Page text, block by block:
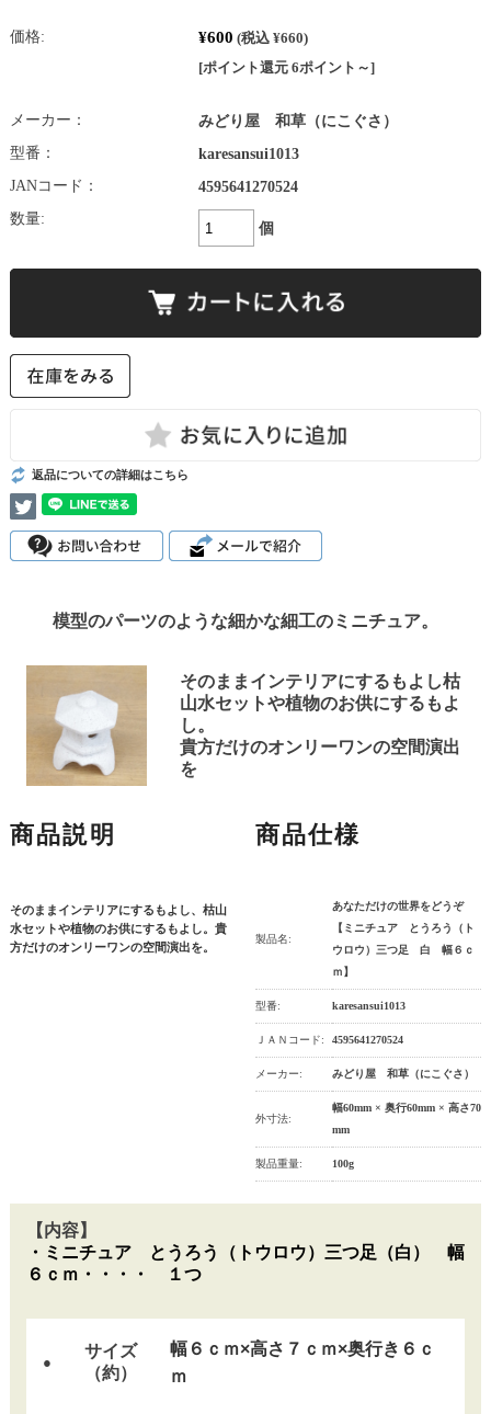
価格: ¥600 (税込 ¥660)
[ポイント還元 6ポイント～]
メーカー：
みどり屋 和草（にこぐさ）
型番：
karesansui1013
JANコード：
4595641270524
数量:
個
返品についての詳細はこちら
模型のパーツのような細かな細工のミニチュア。
そのままインテリアにするもよし枯
山水セットや植物のお供にするもよ
し。
貴方だけのオンリーワンの空間演出
を
商品説明
そのままインテリアにするもよし、枯山
水セットや植物のお供にするもよし。貴
方だけのオンリーワンの空間演出を。
商品仕様
製品名:
あなただけの世界をどうぞ
【ミニチュア とうろう（ト
ウロウ）三つ足 白 幅６ｃ
ｍ】
型番: karesansui1013
ＪＡＮコード: 4595641270524
メーカー: みどり屋 和草（にこぐさ）
外寸法:
幅60mm × 奥行60mm × 高さ70
mm
製品重量: 100g
【内容】
・ミニチュア とうろう（トウロウ）三つ足（白） 幅
６ｃｍ・・・・ １つ
●
サイズ
（約）
幅６ｃｍ×高さ７ｃｍ×奥行き６ｃ
ｍ